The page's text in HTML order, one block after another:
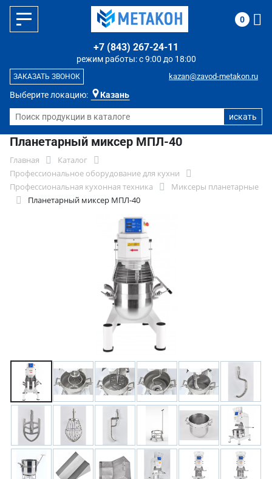
Выберите локацию: Казань
режим работы: с 9:00 до 18:00
+7 (843) 267-24-11
kazan@zavod-metakon.ru
ЗАКАЗАТЬ ЗВОНОК
0
Планетарный миксер МПЛ-40
Главная
Каталог
Профессиональное оборудование для кухни
Профессиональная кухонная техника
Миксеры планетарные
Планетарный миксер МПЛ-40